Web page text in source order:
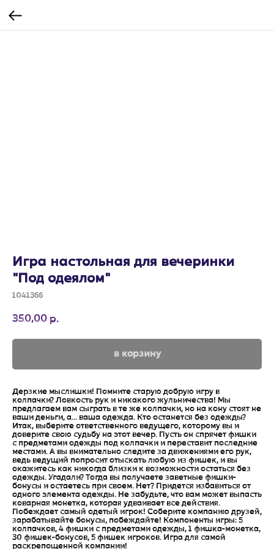
Игра настольная для вечеринки
"Под одеялом"
1041366
350,00 р.
в корзину
Дерзкие мыслишки! Помните старую добрую игру в
колпачки? Ловкость рук и никакого жульничества! Мы
предлагаем вам сыграть в те же колпачки, но на кону стоят не
ваши деньги, а… ваша одежда. Кто останется без одежды?
Итак, выберите ответственного ведущего, которому вы и
доверите свою судьбу на этот вечер. Пусть он спрячет фишки
с предметами одежды под колпачки и переставит последние
местами. А вы внимательно следите за движениями его рук,
ведь ведущий попросит отыскать любую из фишек, и вы
окажитесь как никогда близки к возможности остаться без
одежды. Угадали? Тогда вы получаете заветные фишки-
бонусы и остаетесь при своем. Нет? Придется избавиться от
одного элемента одежды. Не забудьте, что вам может выпасть
коварная монетка, которая удваивает все действия.
Побеждает самый одетый игрок! Соберите компанию друзей,
зарабатывайте бонусы, побеждайте! Компоненты игры: 5
колпачков, 4 фишки с предметами одежды, 1 фишка-монетка,
30 фишек-бонусов, 5 фишек игроков. Игра для самой
раскрепощенной компании!